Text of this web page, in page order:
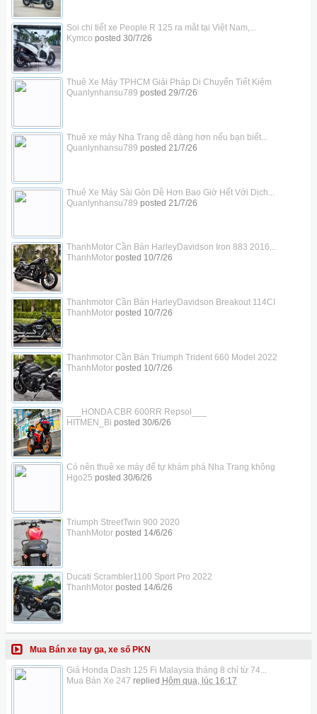
Soi chi tiết xe People R 125 ra mắt tại Việt Nam,...
Kymco posted 30/7/26
Thuê Xe Máy TPHCM Giải Pháp Di Chuyển Tiết Kiệm
Quanlynhansu789 posted 29/7/26
Thuê xe máy Nha Trang dễ dàng hơn nếu bạn biết...
Quanlynhansu789 posted 21/7/26
Thuê Xe Máy Sài Gòn Dễ Hơn Bao Giờ Hết Với Dịch...
Quanlynhansu789 posted 21/7/26
ThanhMotor Cần Bán HarleyDavidson Iron 883 2016...
ThanhMotorposted 10/7/26
Thanhmotor Cần Bán HarleyDavidson Breakout 114CI
ThanhMotorposted 10/7/26
Thanhmotor Cần Bán Triumph Trident 660 Model 2022
ThanhMotorposted 10/7/26
___HONDA CBR 600RR Repsol___
HITMEN_Bi posted 30/6/26
Có nên thuê xe máy để tự khám phá Nha Trang không
Hgo25 posted 30/6/26
Triumph StreetTwin 900 2020
ThanhMotorposted 14/6/26
Ducati Scrambler1100 Sport Pro 2022
ThanhMotorposted 14/6/26
Mua Bán xe tay ga, xe số PKN
Giá Honda Dash 125 Fi Malaysia tháng 8 chỉ từ 74...
Mua Bán Xe 247 replied Hôm qua, lúc 16:17